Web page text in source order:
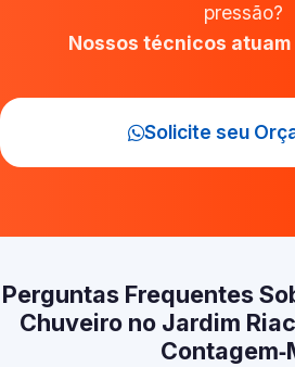
pressão?
Nossos técnicos
Solicite seu
Perguntas Frequentes
Chuveiro no Jardim